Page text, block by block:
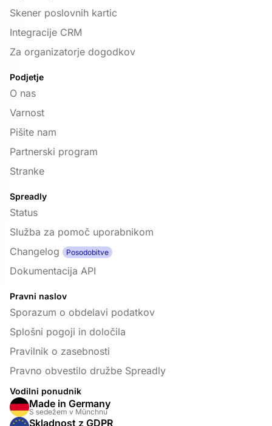
Skener poslovnih kartic
Integracije CRM
Za organizatorje dogodkov
Podjetje
O nas
Varnost
Pišite nam
Partnerski program
Stranke
Spreadly
Status
Služba za pomoč uporabnikom
Changelog
Posodobitve
Dokumentacija API
Pravni naslov
Sporazum o obdelavi podatkov
Splošni pogoji in določila
Pravilnik o zasebnosti
Pravno obvestilo družbe Spreadly
Vodilni ponudnik
Made in Germany
S sedežem v Münchnu
Skladnost z GDPR